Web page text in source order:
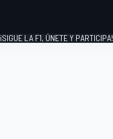
¡SIGUE LA F1, ÚNETE Y PARTICIPA!